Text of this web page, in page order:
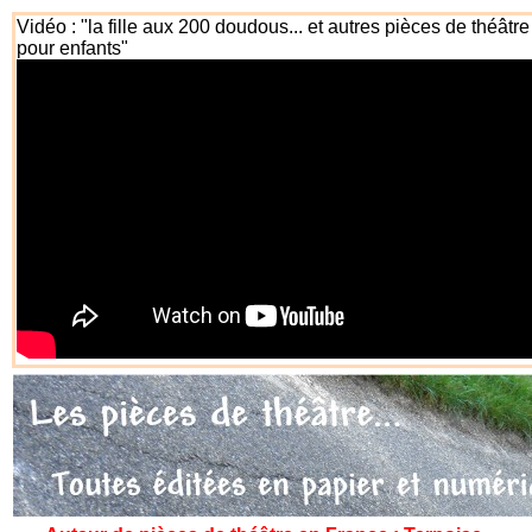
Vidéo : "la fille aux 200 doudous... et autres pièces de théâtre
pour enfants"